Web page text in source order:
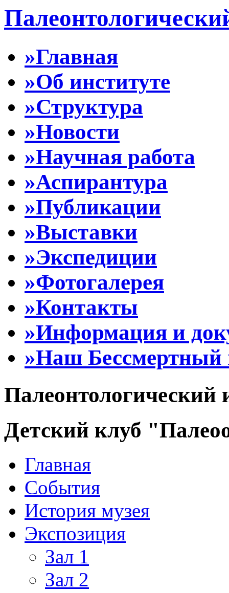
»Главная
»Об институте
»Структура
»Новости
»Научная работа
»Аспирантура
»Публикации
»Выставки
»Экспедиции
»Фотогалерея
»Контакты
»Информация и
»Наш Бессмертный
Палеонтологический
Детский клуб
Главная
События
История музея
Экспозиция
Зал 1
Зал 2